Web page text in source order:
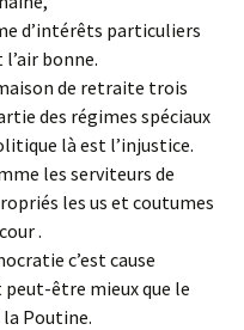
d’intérêts particuliers
bonne.
de retraite trois
des régimes spéciaux
là est l’injustice.
les serviteurs de
les us et coutumes
.
c’est cause
être mieux que le
Poutine.